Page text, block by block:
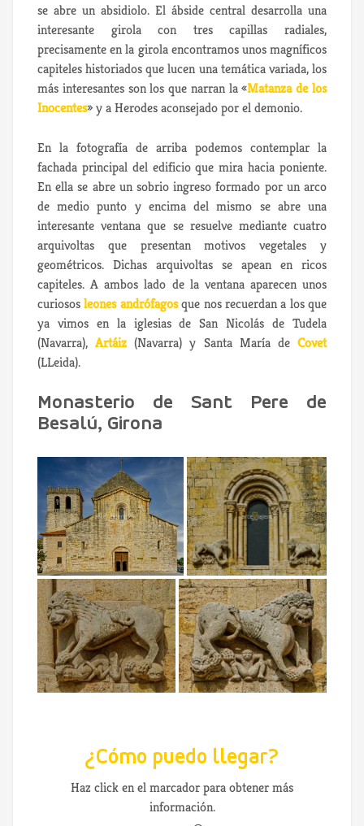
se abre un absidiolo. El ábside central desarrolla una
interesante girola con tres capillas radiales,
precisamente en la girola encontramos unos magníficos
capiteles historiados que lucen una temática variada, los
más interesantes son los que narran la «Matanza de los
Inocentes» y a Herodes aconsejado por el demonio.
En la fotografía de arriba podemos contemplar la
fachada principal del edificio que mira hacia poniente.
En ella se abre un sobrio ingreso formado por un arco
de medio punto y encima del mismo se abre una
interesante ventana que se resuelve mediante cuatro
arquivoltas que presentan motivos vegetales y
geométricos. Dichas arquivoltas se apean en ricos
capiteles. A ambos lado de la ventana aparecen unos
curiososleones andrófagosque nos recuerdan a los que
ya vimos en la iglesias de San Nicolás de Tudela
(Navarra),Artáiz (Navarra) y Santa María deCovet
(LLeida).
Monasterio de Sant Pere de
Besalú, Girona
¿Cómo puedo llegar?
Haz click en el marcador para obtener más
información.